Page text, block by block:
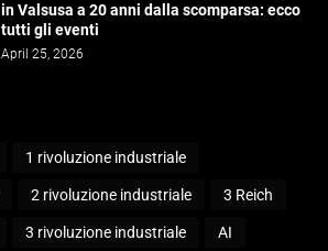
in Valsusa a 20 anni dalla scomparsa: ecco
tutti gli eventi
April 25, 2026
1 rivoluzione industriale
2 rivoluzione industriale 3 Reich
3 rivoluzione industriale AI